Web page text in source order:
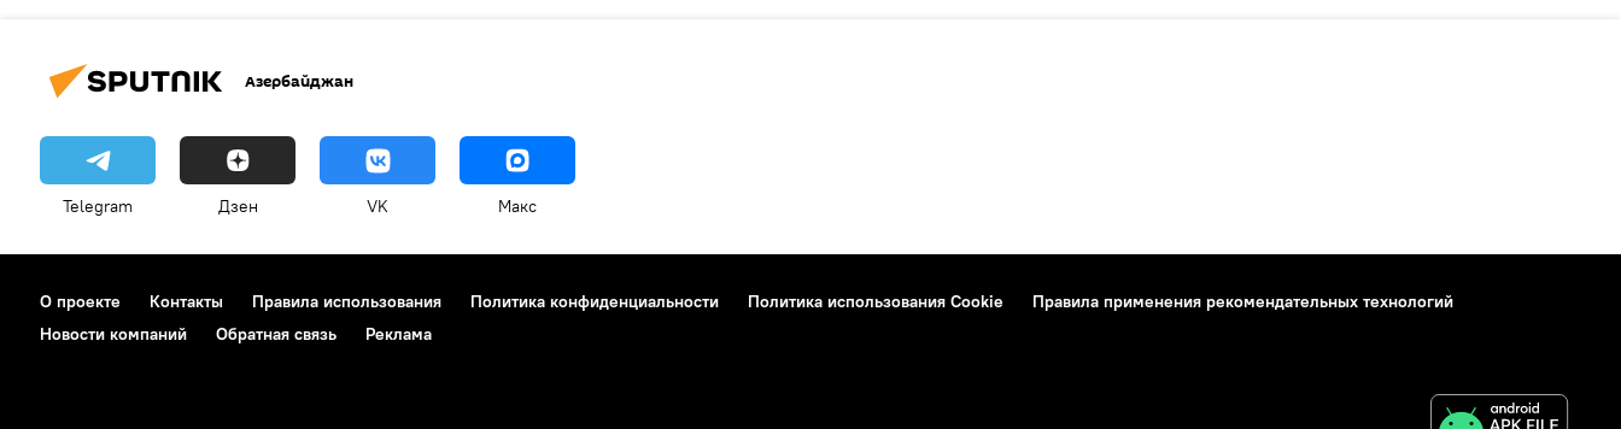
Азербайджан
Telegram Дзен VK Макс
О проекте Контакты Правила использования Политика конфиденциальности Политика использования Cookie
Правила применения рекомендательных технологий
Новости компаний
Обратная связь Реклама